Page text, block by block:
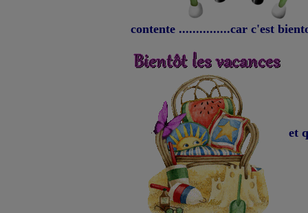
contente ...............car c'est
et